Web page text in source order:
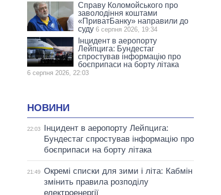
Справу Коломойського про
заволодіння коштами
«ПриватБанку» направили до
суду 6 серпня 2026, 19:34
Інцидент в аеропорту
Лейпцига: Бундестаг
спростував інформацію про
боєприпаси на борту літака
6 серпня 2026, 22:03
НОВИНИ
22:03
Інцидент в аеропорту Лейпцига:
Бундестаг спростував інформацію про
боєприпаси на борту літака
21:49 Окремі списки для зими і літа: Кабмін
змінить правила розподілу
електроенергії